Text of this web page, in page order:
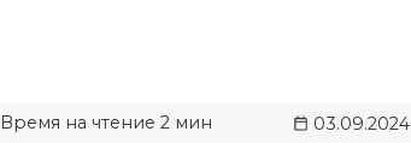
03.09.2024